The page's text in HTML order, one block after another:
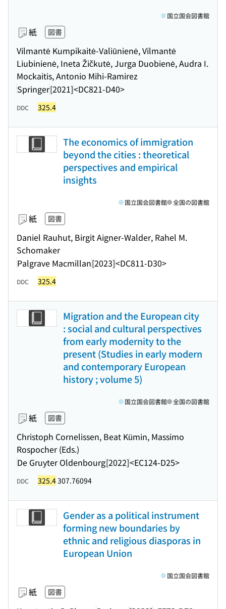
紙 図書
Vilmantė Kumpikaitė-Valiūnienė, Vilmantė
Liubinienė, Ineta Žičkutė, Jurga Duobienė, Audra I.
Mockaitis, Antonio Mihi-Ramirez
Springer[2021]<DC821-D40>
国立国会図書館
DDC 325.4
The economics of immigration
beyond the cities : theoretical
perspectives and empirical
insights
紙 図書
Daniel Rauhut, Birgit Aigner-Walder, Rahel M.
Schomaker
Palgrave Macmillan[2023]<DC811-D30>
国立国会図書館 全国の図書館
DDC 325.4
Migration and the European city
: social and cultural perspectives
from early modernity to the
present (Studies in early modern
and contemporary European
history ; volume 5)
紙 図書
Christoph Cornelissen, Beat Kümin, Massimo
Rospocher (Eds.)
De Gruyter Oldenbourg[2022]<EC124-D25>
国立国会図書館 全国の図書館
DDC 325.4307.76094
Gender as a political instrument
forming new boundaries by
ethnic and religious diasporas in
European Union
紙 図書
国立国会図書館